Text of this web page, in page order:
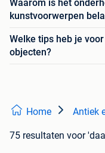
Waarom is het
kunstvoorwerpen
Welke tips heb je
objecten?
Home Antiek
75 resultaten voor